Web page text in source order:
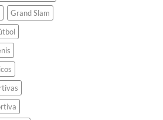
Grand Slam